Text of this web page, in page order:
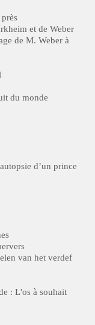
et de Weber
de M. Weber à
du monde
d’un prince
van het verdef
: L'os à souhait